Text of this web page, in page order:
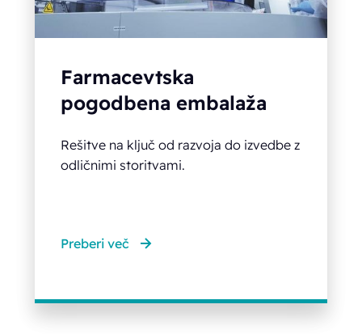
Farmacevtska
pogodbena embalaža
Rešitve na ključ od razvoja do izvedbe z
odličnimi storitvami.
Preberi več